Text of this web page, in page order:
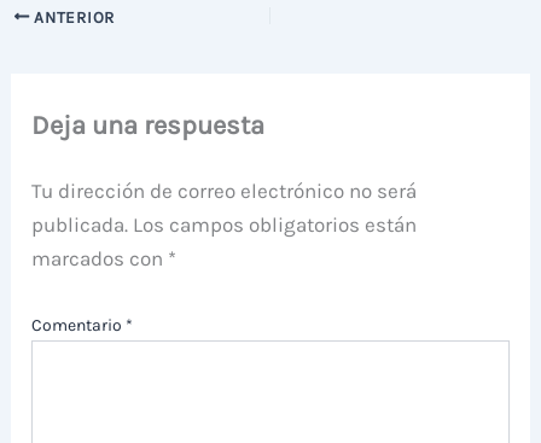
ANTERIOR
Deja una respuesta
Tu dirección de correo electrónico no será
publicada. Los campos obligatorios están
marcados con *
Comentario *